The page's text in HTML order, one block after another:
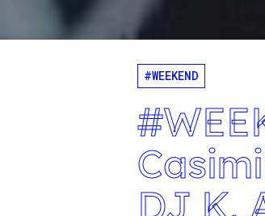
#WEEKEND
DJ K,